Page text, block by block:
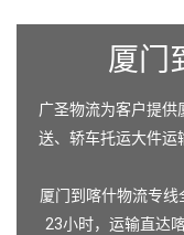
厦门
广圣物流为客户提
送、轿车托运大件运
厦门到喀什物流专
23小时，运输直达